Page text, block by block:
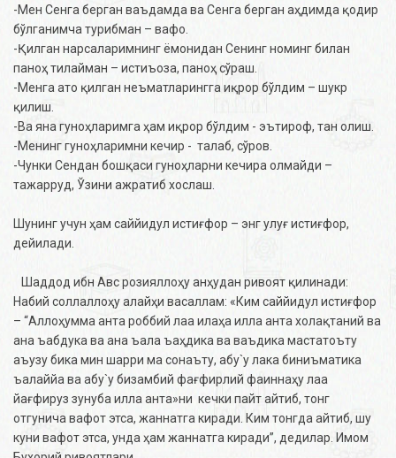
-Мен Сенга берган ваъдамда ва Сенга берган аҳдимда қодир
бўлганимча турибман – вафо.
-Қилган нарсаларимнинг ёмонидан Сенинг номинг билан
паноҳ тилайман – истиъоза, паноҳ сўраш.
-Менга ато қилган неъматларингга иқрор бўлдим – шукр
қилиш.
-Ва яна гуноҳларимга ҳам иқрор бўлдим - эътироф, тан олиш.
-Менинг гуноҳларимни кечир - талаб, сўров.
-Чунки Сендан бошқаси гуноҳларни кечира олмайди –
тажарруд, Ўзини ажратиб хослаш.
Шунинг учун ҳам саййидул истиғфор – энг улуғ истиғфор,
дейилади.
Шаддод ибн Авс розияллоҳу анҳудан ривоят қилинади:
Набий соллаллоҳу алайҳи васаллам: «Ким саййидул истиғфор
– “Аллоҳумма анта роббий лаа илаҳа илла анта холақтаний ва
ана ъабдука ва ана ъала ъаҳдика ва ваъдика мастатоъту
аъузу бика мин шарри ма сонаъту, абу`у лака биниъматика
ъалаййа ва абу`у бизамбий фағфирлий фаиннаҳу лаа
йағфируз зунуба илла анта»ни кечки пайт айтиб, тонг
отгунича вафот этса, жаннатга киради. Ким тонгда айтиб, шу
куни вафот этса, унда ҳам жаннатга киради”, дедилар. Имом